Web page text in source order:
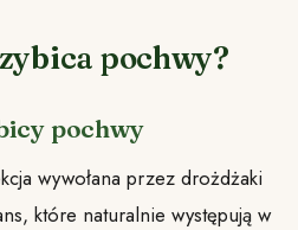
pochwy?
pochwy
wywołana przez drożdżaki
które naturalnie występują w